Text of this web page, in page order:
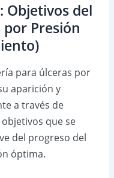
Objetivos del
por Presión
para úlceras por
aparición y
a través de
que se
del progreso del
óptima.